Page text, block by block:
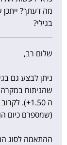
מה דעתך?
בגילי?
שלום רב,
ניתן לבצע גם
שהניתוח
ה 1.50+).
(שמספרם כיום הוא
ההתאמה לסוג